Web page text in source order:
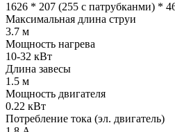
1626 * 207 (255 с патрубканми) *
Максимальная длина струи
3.7 м
Мощность нагрева
10-32 кВт
Длина завесы
1.5 м
Мощность двигателя
0.22 кВт
Потребление тока (эл. двигатель)